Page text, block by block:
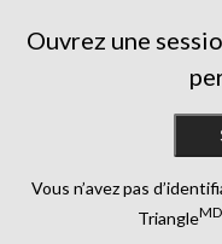
Ouvrez une
Vous n’avez pas
TriangleMD